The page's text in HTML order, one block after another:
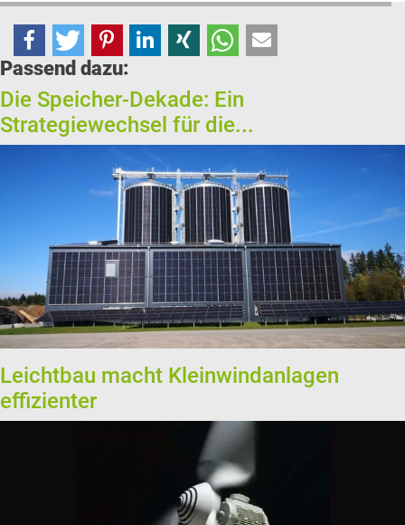
Passend dazu:
Die Speicher-Dekade: Ein
Strategiewechsel für die...
Leichtbau macht Kleinwindanlagen
effizienter